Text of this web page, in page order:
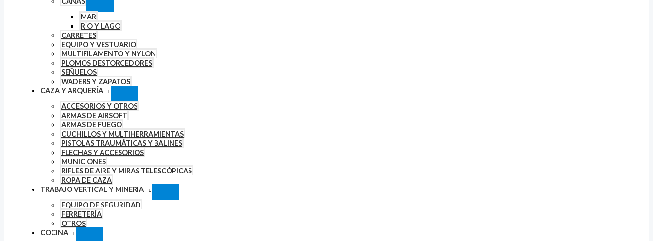
MAR
RÍO Y LAGO
CARRETES
EQUIPO Y VESTUARIO
MULTIFILAMENTO Y NYLON
PLOMOS DESTORCEDORES
SEÑUELOS
WADERS Y ZAPATOS
CAZA Y ARQUERÍA
ACCESORIOS Y OTROS
ARMAS DE AIRSOFT
ARMAS DE FUEGO
CUCHILLOS Y MULTIHERRAMIENTAS
PISTOLAS TRAUMÁTICAS Y BALINES
FLECHAS Y ACCESORIOS
MUNICIONES
RIFLES DE AIRE Y MIRAS TELESCÓPICAS
ROPA DE CAZA
TRABAJO VERTICAL Y MINERIA
EQUIPO DE SEGURIDAD
FERRETERÍA
OTROS
COCINA